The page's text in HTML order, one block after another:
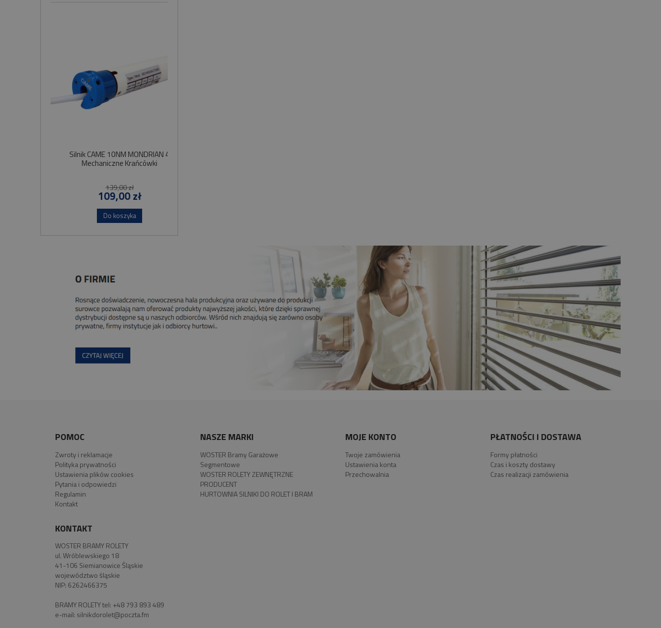
Silnik CAME 10NM MONDRIAN 4
Mechaniczne Krańcówki
139,00 zł
109,00 zł
Do koszyka
POMOC
Zwroty i reklamacje
Polityka prywatności
Ustawienia plików cookies
Pytania i odpowiedzi
Regulamin
Kontakt
NASZE MARKI
WOSTER Bramy Garażowe
Segmentowe
WOSTER ROLETY ZEWNĘTRZNE
PRODUCENT
HURTOWNIA SILNIKI DO ROLET I BRAM
MOJE KONTO
Twoje zamówienia
Ustawienia konta
Przechowalnia
PŁATNOŚCI I DOSTAWA
Formy płatności
Czas i koszty dostawy
Czas realizacji zamówienia
KONTAKT
WOSTER BRAMY ROLETY
ul. Wróblewskiego 18
41-106 Siemianowice Śląskie
województwo śląskie
NIP: 6262466375
BRAMY ROLETY tel: +48 793 893 489
e-mail: silnikdorolet@poczta.fm